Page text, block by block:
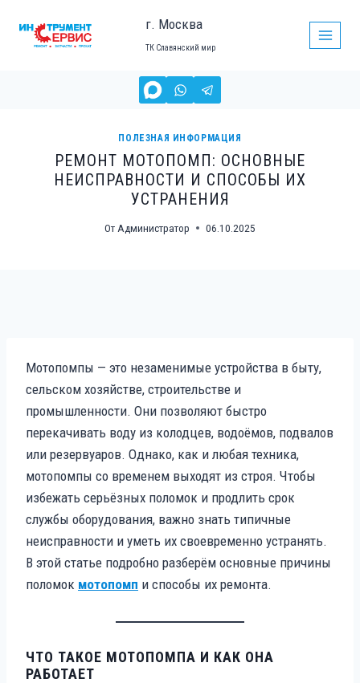
г. Москва
ТК Славянский мир
ПОЛЕЗНАЯ ИНФОРМАЦИЯ
РЕМОНТ МОТОПОМП: ОСНОВНЫЕ
НЕИСПРАВНОСТИ И СПОСОБЫ ИХ
УСТРАНЕНИЯ
От Администратор 06.10.2025
Мотопомпы — это незаменимые устройства в быту,
сельском хозяйстве, строительстве и
промышленности. Они позволяют быстро
перекачивать воду из колодцев, водоёмов, подвалов
или резервуаров. Однако, как и любая техника,
мотопомпы со временем выходят из строя. Чтобы
избежать серьёзных поломок и продлить срок
службы оборудования, важно знать типичные
неисправности и уметь их своевременно устранять.
В этой статье подробно разберём основные причины
поломок мотопомп и способы их ремонта.
ЧТО ТАКОЕ МОТОПОМПА И КАК ОНА
РАБОТАЕТ